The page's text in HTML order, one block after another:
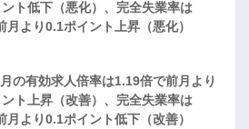
ト低下（悪化）、完全失業率は
月より0.1ポイント上昇（悪化）
の有効求人倍率は1.19倍で前月より
ト上昇（改善）、完全失業率は
月より0.1ポイント低下（改善）